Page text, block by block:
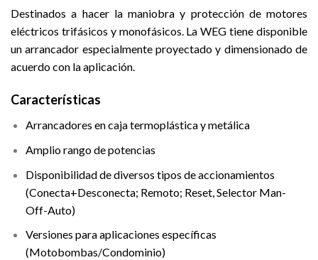
Destinados a hacer la maniobra y protección de motores
eléctricos trifásicos y monofásicos. La WEG tiene disponible
un arrancador especialmente proyectado y dimensionado de
acuerdo con la aplicación.
Características
Arrancadores en caja termoplástica y metálica
Amplio rango de potencias
Disponibilidad de diversos tipos de accionamientos
(Conecta+Desconecta; Remoto; Reset, Selector Man-
Off-Auto)
Versiones para aplicaciones específicas
(Motobombas/Condominio)